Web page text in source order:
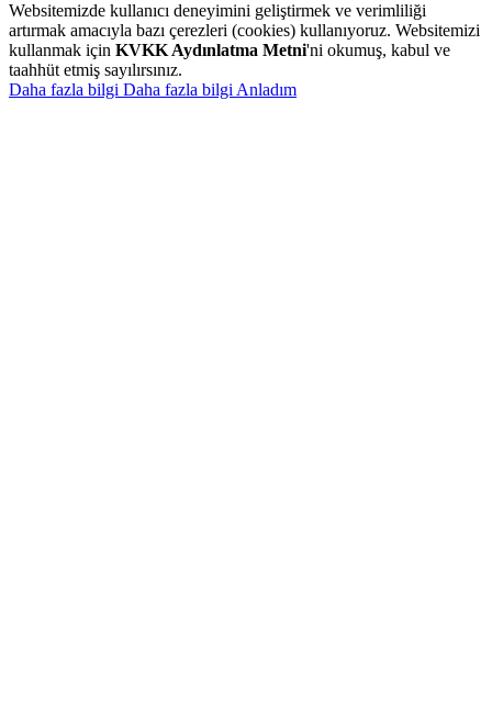
Websitemizde kullanıcı deneyimini geliştirmek ve verimliliği
artırmak amacıyla bazı çerezleri (cookies) kullanıyoruz. Websitemizi
kullanmak için KVKK Aydınlatma Metni'ni okumuş, kabul ve
taahhüt etmiş sayılırsınız.
Daha fazla bilgi Daha fazla bilgi Anladım